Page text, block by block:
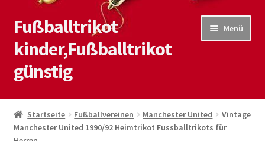
Zur
Navigation
springen
Zum
Inhalt
springen
Fußballtrikot
kinder,Fußballtrikot
günstig
Menü
Start
Blog
Startseite Fußballvereinen Manchester United
Vintage
Manchester United 1990/92 Heimtrikot Fussballtrikots für